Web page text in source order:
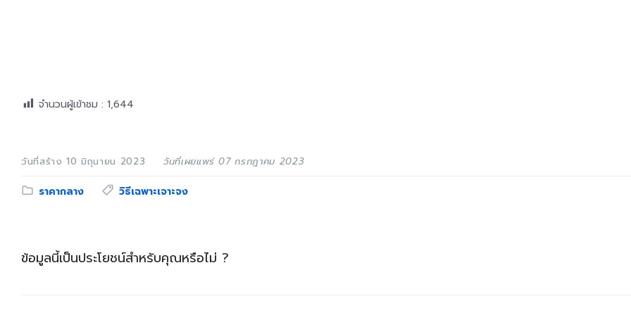
จำนวนผู้เข้าชม : 1,644
วันที่สร้าง 10 มิถุนายน 2023 วันที่เผยแพร่ 07 กรกฎาคม 2023
Category:
ราคากลาง Tags:
วิธีเฉพาะเจาะจง
ข้อมูลนี้เป็นประโยชน์สำหรับคุณหรือไม่ ?